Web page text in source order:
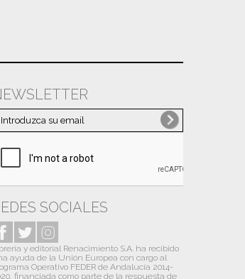
SOCIALES
y editorial Renacimiento S.A. ha recibido
ayuda de la Unión Europea con cargo al
Operativo FEDER de Andalucía 2014-
financiada como parte de la respuesta de